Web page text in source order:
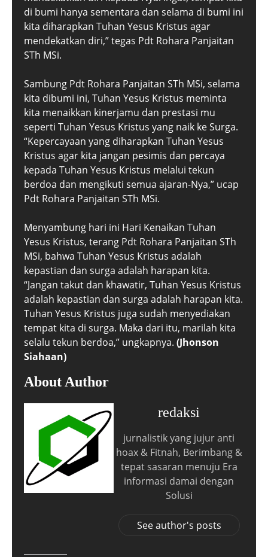
di bumi hanya sementara dan selama di bumi ini
kita diharapkan Tuhan Yesus Kristus agar
mendekatkan diri,” tegas Pdt Rohara Panjaitan
STh MSi.
Sambung Pdt Rohara Panjaitan STh MSi, selama
kita dibumi ini, Tuhan Yesus Kristus meminta
kita menaikkan kinerjamu dan prestasi mu
seperti Tuhan Yesus Kristus yang naik ke Surga.
“Kepercayaan yang diharapkan Tuhan Yesus
Kristus agar kita jangan pesimis dan percaya
kepada Tuhan Yesus Kristus melalui tekun
berdoa dan mengikuti semua ajaran-Nya,” ucap
Pdt Rohara Panjaitan STh MSi.
Menyambung hari ini Hari Kenaikan Tuhan
Yesus Kristus, terang Pdt Rohara Panjaitan STh
MSi, bahwa Tuhan Yesus Kristus adalah
kepastian dan surga adalah harapan kita.
“Jangan takut dan khawatir, Tuhan Yesus Kristus
adalah kepastian dan surga adalah harapan kita.
Tuhan Yesus Kristus juga sudah menyediakan
tempat kita di surga. Maka dari itu, marilah kita
selalu tekun berdoa,” ungkapnya. (Jhonson
Siahaan)
About Author
redaksi
jurnalistik yang jujur anti
hoax & Fitnah, Berimbang &
tepat sasaran menuju Era
informasi damai dengan
Solusi
See author's posts